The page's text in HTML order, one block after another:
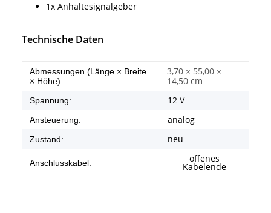
1x Anhaltesignalgeber
Technische Daten
Abmessungen (Länge × Breite
× Höhe):
3,70 × 55,00 ×
14,50 cm
Spannung: 12 V
Ansteuerung: analog
Zustand: neu
Anschlusskabel: offenes
Kabelende